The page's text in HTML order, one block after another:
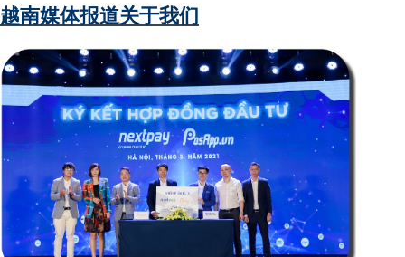
越南媒体报道关于我们